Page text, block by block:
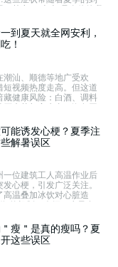
适的食物调理，同时调整
是真正的“灭火”之道。快
过养生食疗遏制“火
到夏天就全网安利，
！
潮汕、顺德等地广受欢
短视频热度走高。但这道
藏健康风险：白酒、调料
灭病菌与寄生虫，海鱼同
素B1缺乏及消化负担。安
过正规渠道购买新鲜食
底做熟，切勿为口感牺
能诱发心梗？夏季注
解暑误区
一位建筑工人高温作业后
心梗，引发广泛关注。
高温叠加冰饮对心脏造
澄清了阴天不会中暑、出
藿香正气水万能等常见误
科学防暑、安全度夏。
瘦＂是真的瘦吗？夏
这些误区